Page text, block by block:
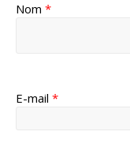
Nom *
E-mail *